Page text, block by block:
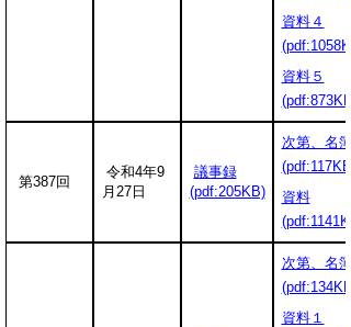
資料４
資料５
(pdf:873KB)
第387回
令和4年9
月27日
議事録
(pdf:205KB)
次第、名簿
(pdf:117KB)
資料
次第、名簿
(pdf:134KB)
資料１